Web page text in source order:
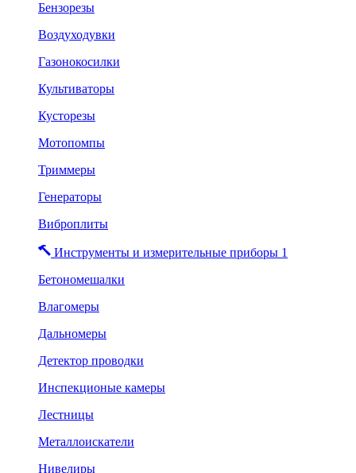
Бензорезы
Воздуходувки
Газонокосилки
Культиваторы
Кусторезы
Мотопомпы
Триммеры
Генераторы
Виброплиты
Инструменты и измерительные приборы 1
Бетономешалки
Влагомеры
Дальномеры
Детектор проводки
Инспекционые камеры
Лестницы
Металлоискатели
Нивелиры